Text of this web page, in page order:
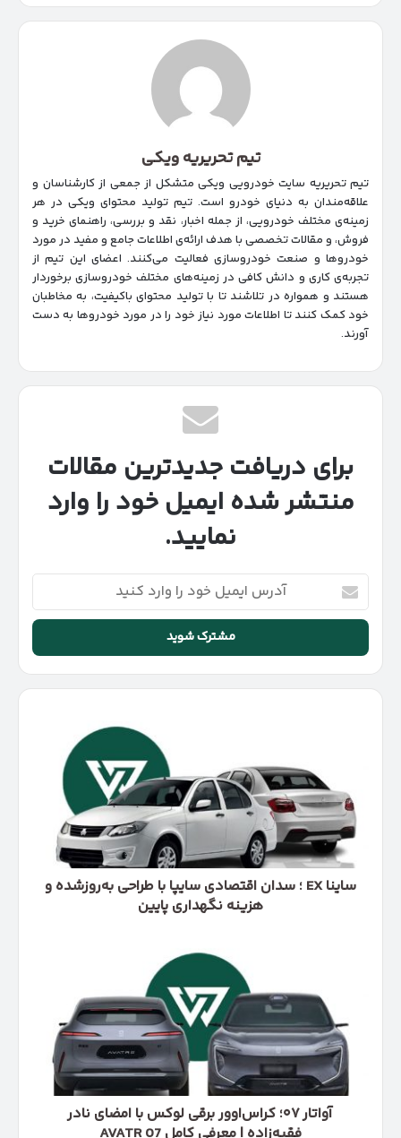
تیم تحریریه ویکی
تیم تحریریه سایت خودرویی ویکی متشکل از جمعی از کارشناسان و
علاقه‌مندان به دنیای خودرو است. تیم تولید محتوای ویکی در هر
زمینه‌‌ی مختلف خودرویی، از جمله اخبار، نقد و بررسی، راهنمای خرید و
فروش، و مقالات تخصصی با هدف ارائه‌ی اطلاعات جامع و مفید در مورد
خودروها و صنعت خودروسازی فعالیت می‌کنند. اعضای این تیم از
تجربه‌ی کاری و دانش کافی در زمینه‌های مختلف خودروسازی برخوردار
هستند و همواره در تلاشند تا با تولید محتوای باکیفیت، به مخاطبان
خود کمک کنند تا اطلاعات مورد نیاز خود را در مورد خودروها به دست
آورند.
برای دریافت جدیدترین مقالات
منتشر شده ایمیل خود را وارد
نمایید.
آدرس
ایمیل
خود
وارد
کنید
اقتصادی
سایپا
طراحی
به‌روزشده
ساینا EX ؛ سدان اقتصادی سایپا با طراحی به‌روزشده و
هزینه نگهداری پایین
لوکس
امضای
فقیه‌زاده
آواتار ۰۷؛ کراس‌اوور برقی لوکس با امضای نادر